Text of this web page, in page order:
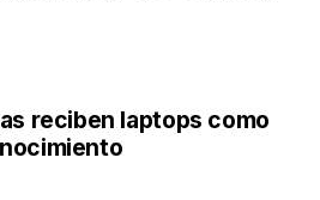
reciben laptops como